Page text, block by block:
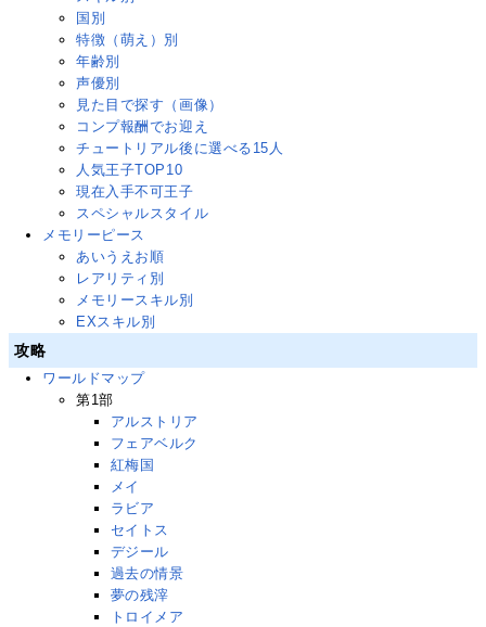
国別
特徴（萌え）別
年齢別
声優別
見た目で探す（画像）
コンプ報酬でお迎え
チュートリアル後に選べる15人
人気王子TOP10
現在入手不可王子
スペシャルスタイル
メモリーピース
あいうえお順
レアリティ別
メモリースキル別
EXスキル別
攻略
ワールドマップ
第1部
アルストリア
フェアベルク
紅梅国
メイ
ラビア
セイトス
デジール
過去の情景
夢の残滓
トロイメア